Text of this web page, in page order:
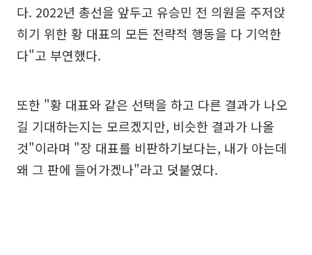
다. 2022년 총선을 앞두고 유승민 전 의원을 주저앉
히기 위한 황 대표의 모든 전략적 행동을 다 기억한
다"고 부연했다.
또한 "황 대표와 같은 선택을 하고 다른 결과가 나오
길 기대하는지는 모르겠지만, 비슷한 결과가 나올
것"이라며 "장 대표를 비판하기보다는, 내가 아는데
왜 그 판에 들어가겠나"라고 덧붙였다.